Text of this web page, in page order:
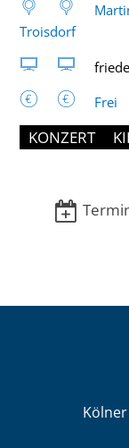
Troisdorf
Frei
KONZERT